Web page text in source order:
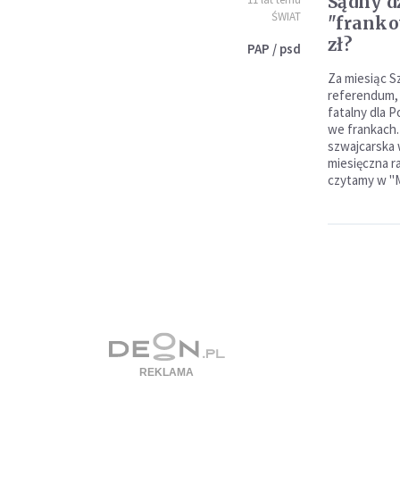
ŚWIAT
PAP / psd
zł?
Za miesiąc
referendum,
fatalny dla
we
szwajcarska
miesięczna
czytamy w